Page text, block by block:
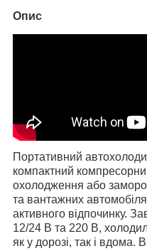
Опис
Портативний
компактний
охолодження або
та вантажних
активного відпочинку.
12/24 В та 220 В,
як у дорозі, так і вдома.